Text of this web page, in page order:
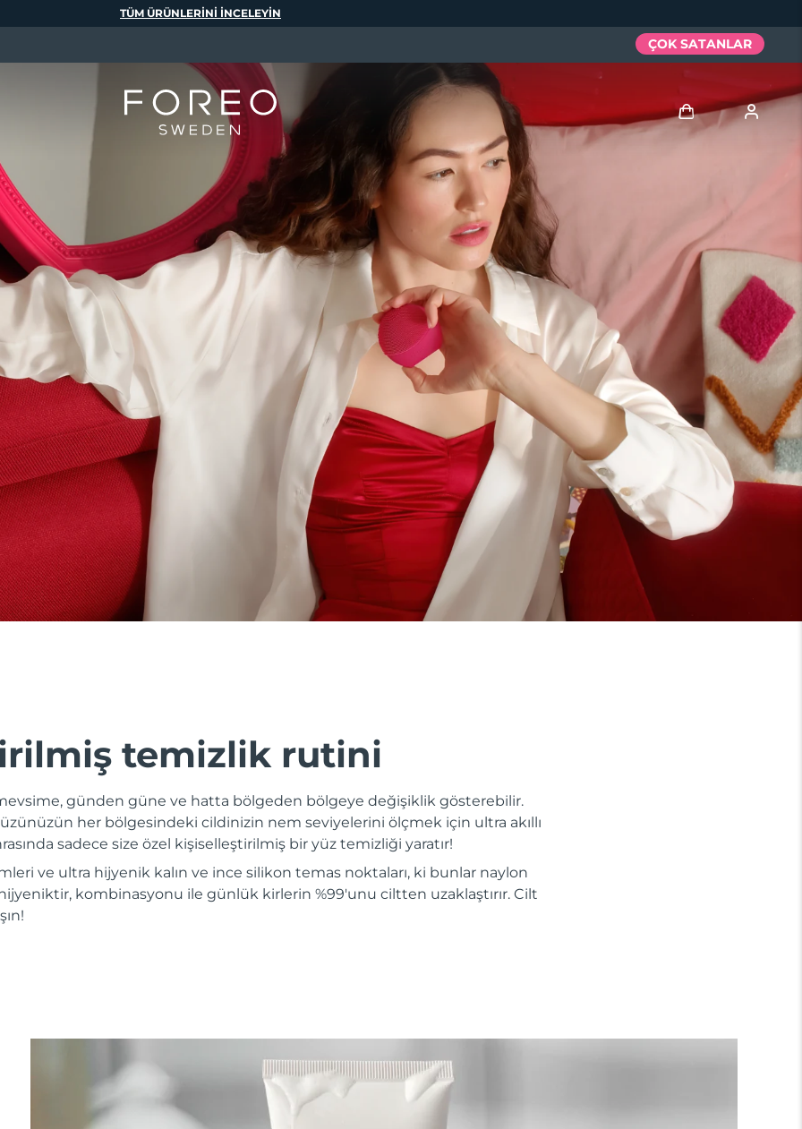
temizlik rutini
günden güne ve hatta bölgeden bölgeye değişiklik gösterebilir.
her bölgesindeki cildinizin nem seviyelerini ölçmek için ultra akıllı
sadece size özel kişiselleştirilmiş bir yüz temizliği yaratır!
ve ultra hijyenik kalın ve ince silikon temas noktaları, ki bunlar naylon
kombinasyonu ile günlük kirlerin %99'unu ciltten uzaklaştırır. Cilt
TÜM ÜRÜNLERINI INCELEYIN
ÇOK SATANLAR
Kullanici profi̇li̇
Cihazlarım
Siparişlerim
Adresim
Aboneliklerim